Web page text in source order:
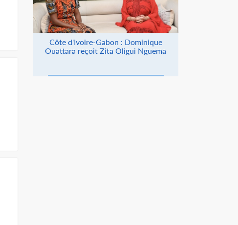
Côte d'Ivoire-Gabon : Dominique
Ouattara reçoit Zita Oligui Nguema